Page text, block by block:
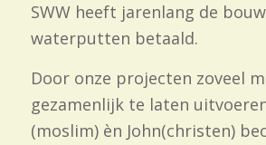
SWW heeft jarenlang de
waterputten betaald.
Door onze projecten zoveel
gezamenlijk te laten
(moslim) èn John(christen)